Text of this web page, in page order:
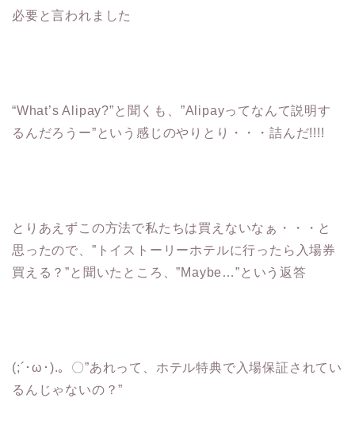
必要と言われました
“What’s Alipay?”と聞くも、”Alipayってなんて説明す
るんだろうー”という感じのやりとり・・・詰んだ!!!!
とりあえずこの方法で私たちは買えないなぁ・・・と
思ったので、”トイストーリーホテルに行ったら入場券
買える？”と聞いたところ、”Maybe…”という返答
(;´･ω･).。〇”あれって、ホテル特典で入場保証されてい
るんじゃないの？”